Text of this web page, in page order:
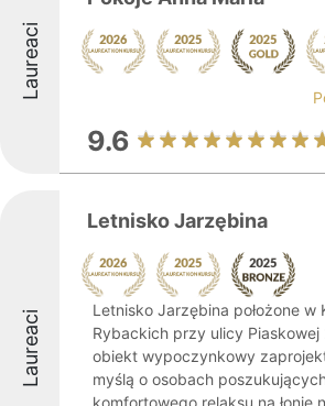
Laureaci
9.6
Laureaci
Letnisko Jarzębina
Letnisko Jarzębina położone w
Rybackich przy ulicy Piaskowej
obiekt wypoczynkowy
myślą o osobach
komfortowego relaksu na łonie